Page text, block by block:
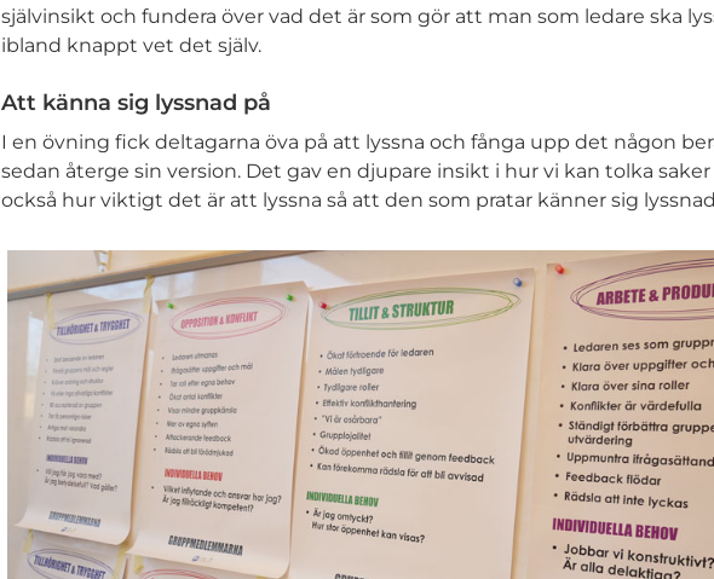
självinsikt och fundera över vad det är som gör att man som ledare ska
ibland knappt vet det själv.
Att känna sig lyssnad på
I en övning fick deltagarna öva på att lyssna och fånga upp det någon
sedan återge sin version. Det gav en djupare insikt i hur vi kan tolka
också hur viktigt det är att lyssna så att den som pratar känner sig